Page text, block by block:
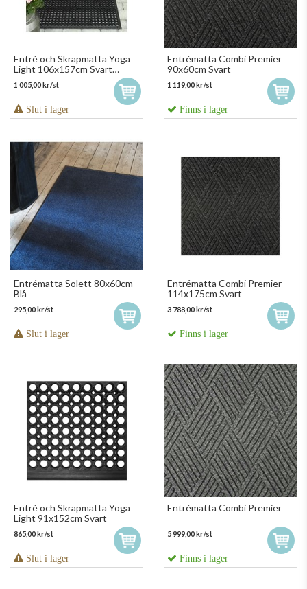
Entré och Skrapmatta Yoga
Light 106x157cm Svart
348021
1 005,00 kr/st
Slut i lager
Entrématta Combi Premier
90x60cm Svart
1 119,00 kr/st
Finns i lager
Entrématta Solett 80x60cm
Blå
295,00 kr/st
Slut i lager
Entrématta Combi Premier
114x175cm Svart
3 788,00 kr/st
Finns i lager
Entré och Skrapmatta Yoga
Light 91x152cm Svart
865,00 kr/st
Slut i lager
Entrématta Combi Premier
5 999,00 kr/st
Finns i lager